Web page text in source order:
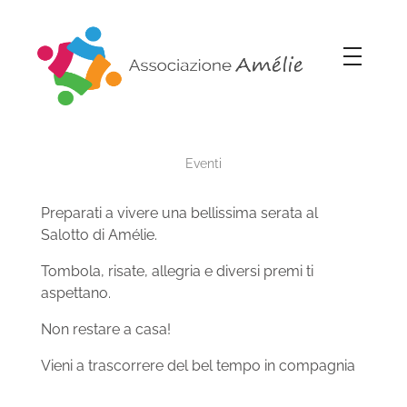
o
m
b
o
Eventi
Preparati a vivere una bellissima serata al
Salotto di Amélie.
Tombola, risate, allegria e diversi premi ti
aspettano.
Non restare a casa!
Vieni a trascorrere del bel tempo in compagnia